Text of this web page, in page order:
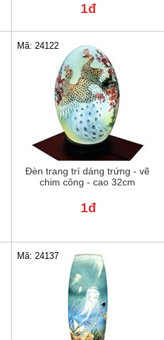
1đ
Đèn trang trí dáng trứng - vẽ
chim công - cao 32cm
Mã: 24122
1đ
Mã: 24137